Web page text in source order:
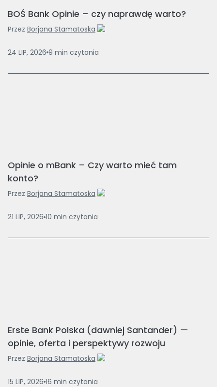
BOŚ Bank Opinie – czy naprawdę warto?
Przez Borjana Stamatoska
24 LIP, 2026 9 min czytania
Opinie o mBank – Czy warto mieć tam
konto?
Przez Borjana Stamatoska
21 LIP, 2026 10 min czytania
Erste Bank Polska (dawniej Santander) —
opinie, oferta i perspektywy rozwoju
Przez Borjana Stamatoska
15 LIP, 2026 16 min czytania